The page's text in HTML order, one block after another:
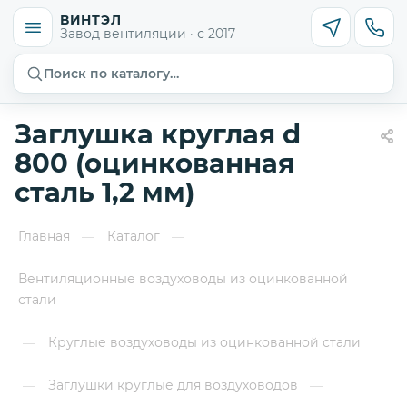
ВИНТЭЛ
Завод вентиляции · с 2017
Поиск по каталогу…
Заглушка круглая d
800 (оцинкованная
сталь 1,2 мм)
Главная — Каталог —
Вентиляционные воздуховоды из оцинкованной
стали
— Круглые воздуховоды из оцинкованной стали
— Заглушки круглые для воздуховодов
—